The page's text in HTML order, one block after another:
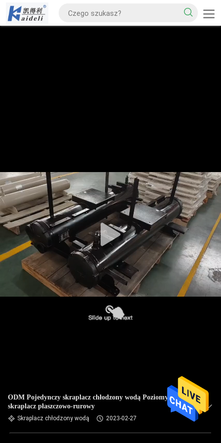
ODM Pojedynczy skraplacz chłodzony wodą Poziomy
skraplacz płaszczowo-rurowy
Skraplacz chłodzony wodą 2023-02-27